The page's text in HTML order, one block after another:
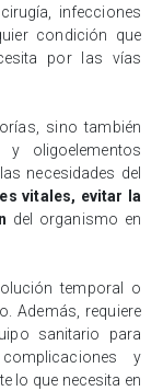
infecciones
condición que
por las vías
sino también
y oligoelementos
necesidades del
vitales, evitar la
del organismo en
temporal o
Además, requiere
sanitario para
y
lo que necesita en